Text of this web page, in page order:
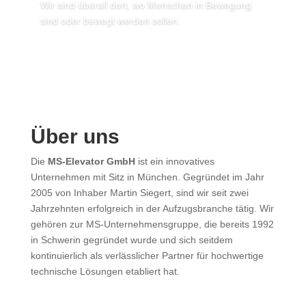
Wir sind überall dort, wo Menschen in Bewegung
sind oder bewegt werden sollen.
Über uns
Die MS-Elevator GmbHist ein innovatives
Unternehmen mit Sitz in München. Gegründet im Jahr
2005 von Inhaber Martin Siegert, sind wir seit zwei
Jahrzehnten erfolgreich in der Aufzugsbranche tätig. Wir
gehören zur MS-Unternehmensgruppe, die bereits 1992
in Schwerin gegründet wurde und sich seitdem
kontinuierlich als verlässlicher Partner für hochwertige
technische Lösungen etabliert hat.